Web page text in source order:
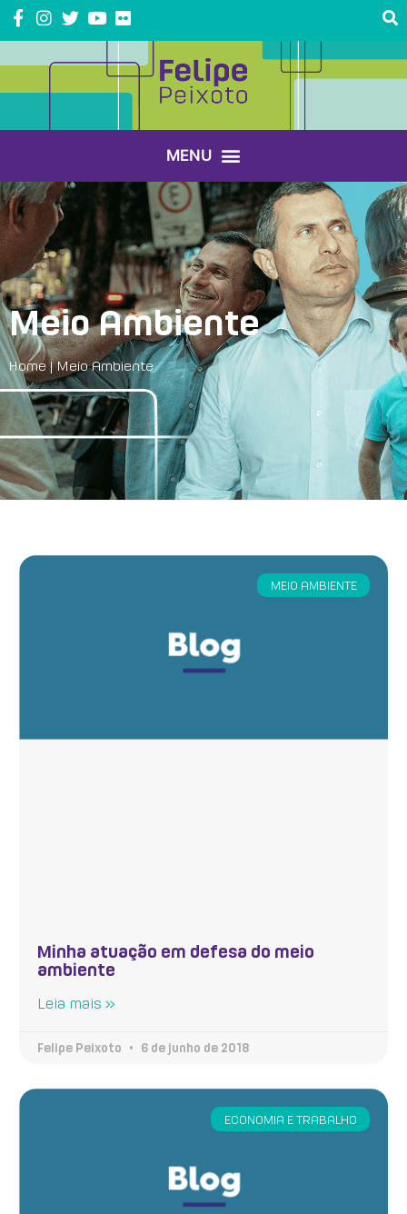
Meio Ambiente
Home|Meio Ambiente
MEIO AMBIENTE
Minha atuação em defesa do meio
ambiente
Leia mais »
Felipe Peixoto 6 de junho de 2018
ECONOMIA E TRABALHO